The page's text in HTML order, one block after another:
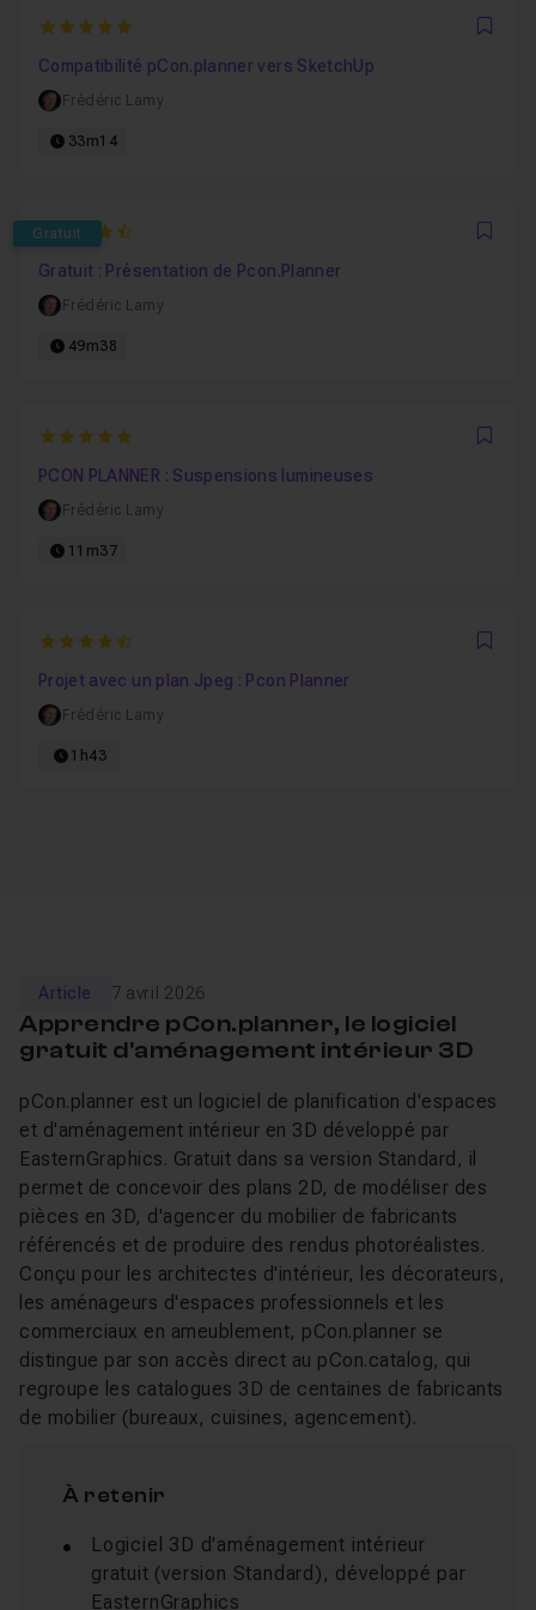
5
Compatibilité pCon.planner vers SketchUp
Frédéric Lamy
33m14
Gratuit
4.8823529411765
Gratuit : Présentation de Pcon.Planner
Frédéric Lamy
49m38
5
PCON PLANNER : Suspensions lumineuses
Frédéric Lamy
11m37
4.7692307692308
Projet avec un plan Jpeg : Pcon Planner
Frédéric Lamy
1h43
Article 7 avril 2026
Apprendre pCon.planner, le logiciel
gratuit d'aménagement intérieur 3D
pCon.planner est un logiciel de planification d'espaces
et d'aménagement intérieur en 3D développé par
EasternGraphics. Gratuit dans sa version Standard, il
permet de concevoir des plans 2D, de modéliser des
pièces en 3D, d'agencer du mobilier de fabricants
référencés et de produire des rendus photoréalistes.
Conçu pour les architectes d'intérieur, les décorateurs,
les aménageurs d'espaces professionnels et les
commerciaux en ameublement, pCon.planner se
distingue par son accès direct au pCon.catalog, qui
regroupe les catalogues 3D de centaines de fabricants
de mobilier (bureaux, cuisines, agencement).
À retenir
Logiciel 3D d'aménagement intérieur
gratuit (version Standard), développé par
EasternGraphics